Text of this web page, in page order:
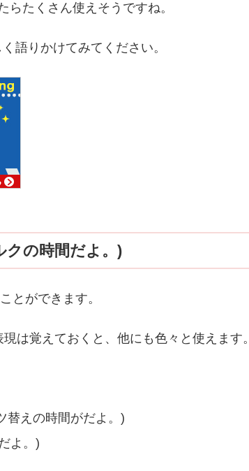
たくさん使えそうですね。
語りかけてみてください。
クの時間だよ。)
とができます。
は覚えておくと、他にも色々と使えます。
替えの時間がだよ。)
よ。)